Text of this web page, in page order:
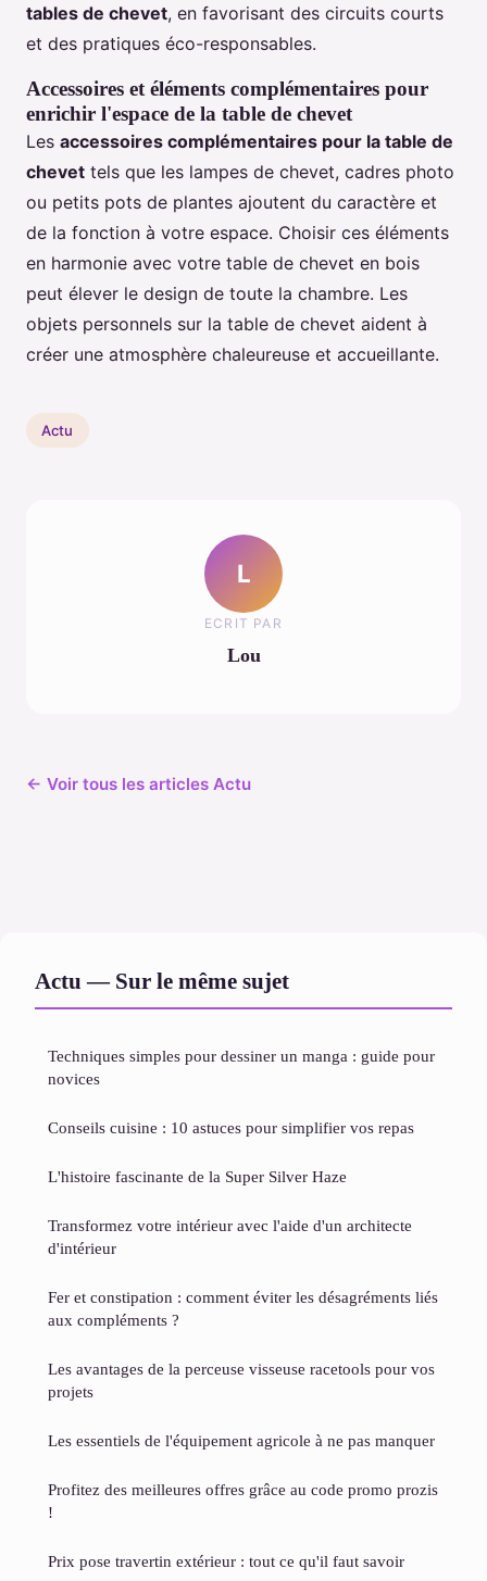
tables de chevet, en favorisant des circuits courts
et des pratiques éco-responsables.
Accessoires et éléments complémentaires pour
enrichir l'espace de la table de chevet
Les accessoires complémentaires pour la table de
chevet tels que les lampes de chevet, cadres photo
ou petits pots de plantes ajoutent du caractère et
de la fonction à votre espace. Choisir ces éléments
en harmonie avec votre table de chevet en bois
peut élever le design de toute la chambre. Les
objets personnels sur la table de chevet aident à
créer une atmosphère chaleureuse et accueillante.
Actu
L
ECRIT PAR
Lou
← Voir tous les articles Actu
Actu — Sur le même sujet
Techniques simples pour dessiner un manga : guide pour
novices
Conseils cuisine : 10 astuces pour simplifier vos repas
L'histoire fascinante de la Super Silver Haze
Transformez votre intérieur avec l'aide d'un architecte
d'intérieur
Fer et constipation : comment éviter les désagréments liés
aux compléments ?
Les avantages de la perceuse visseuse racetools pour vos
projets
Les essentiels de l'équipement agricole à ne pas manquer
Profitez des meilleures offres grâce au code promo prozis
!
Prix pose travertin extérieur : tout ce qu'il faut savoir